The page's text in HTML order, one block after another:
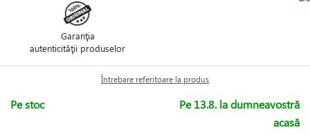
Garanţia
autenticităţii produselor
Întrebare referitoare la produs
Pe stoc
Pe 13.8. la dumneavostră
acasă